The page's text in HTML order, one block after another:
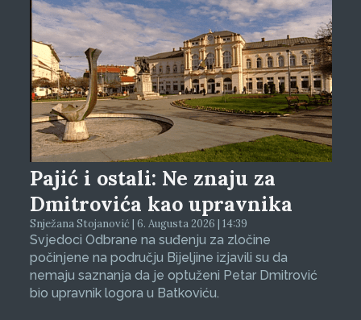
Pajić i ostali: Ne znaju za
Dmitrovića kao upravnika
Snježana Stojanović | 6. Augusta 2026 | 14:39
Svjedoci Odbrane na suđenju za zločine
počinjene na području Bijeljine izjavili su da
nemaju saznanja da je optuženi Petar Dmitrović
bio upravnik logora u Batkoviću.